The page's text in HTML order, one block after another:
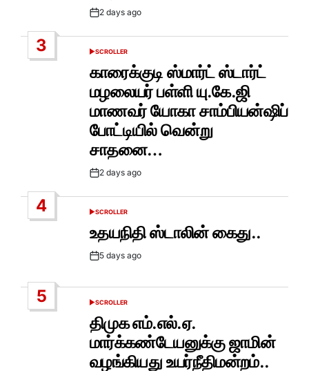
Post2 days ago
3
POSTED
SCROLLER
காரைக்குடி ஸ்மார்ட் ஸ்டார்ட்
மழலையர் பள்ளி யு.கே.ஜி
மாணவர் யோகா சாம்பியன்ஷிப்
போட்டியில் வென்று
சாதனை…
Post2 days ago
4
POSTED
SCROLLER
உதயநிதி ஸ்டாலின் கைது..
Post5 days ago
5
POSTED
SCROLLER
திமுக எம்.எல்.ஏ.
மார்க்கண்டேயனுக்கு ஜாமின்
வழங்கியது உயர்நீதிமன்றம்..